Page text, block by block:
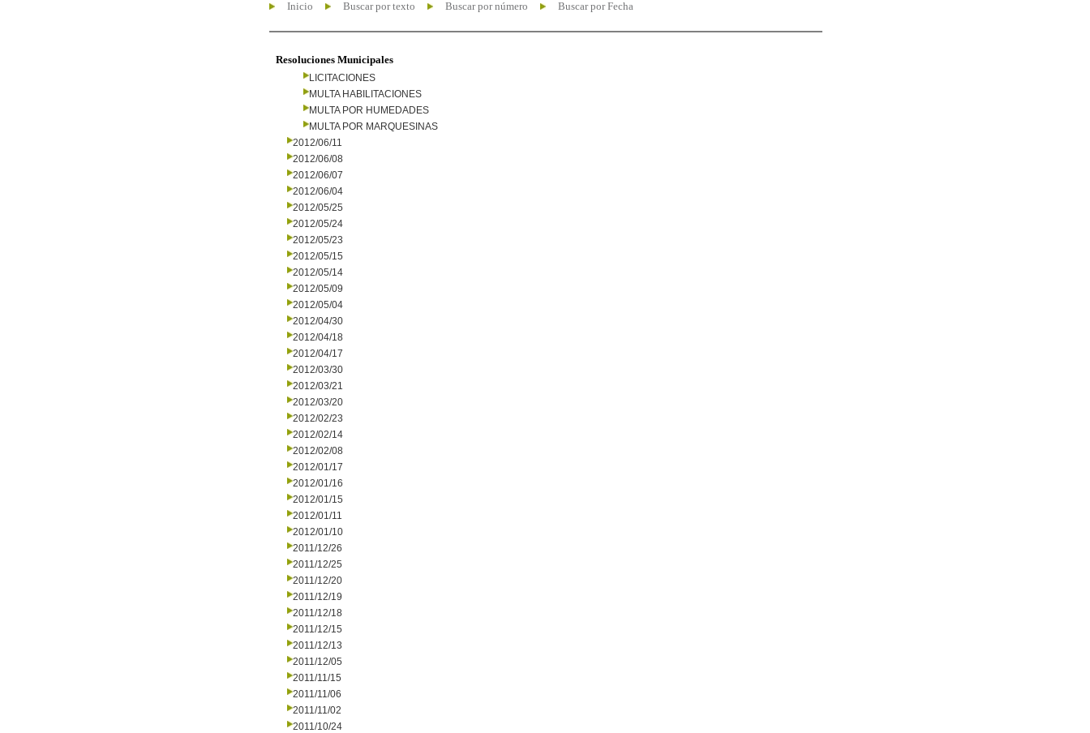
Inicio Buscar por texto Buscar por número Buscar por Fecha
Resoluciones Municipales
LICITACIONES
MULTA HABILITACIONES
MULTA POR HUMEDADES
MULTA POR MARQUESINAS
2012/06/11
2012/06/08
2012/06/07
2012/06/04
2012/05/25
2012/05/24
2012/05/23
2012/05/15
2012/05/14
2012/05/09
2012/05/04
2012/04/30
2012/04/18
2012/04/17
2012/03/30
2012/03/21
2012/03/20
2012/02/23
2012/02/14
2012/02/08
2012/01/17
2012/01/16
2012/01/15
2012/01/11
2012/01/10
2011/12/26
2011/12/25
2011/12/20
2011/12/19
2011/12/18
2011/12/15
2011/12/13
2011/12/05
2011/11/15
2011/11/06
2011/11/02
2011/10/24